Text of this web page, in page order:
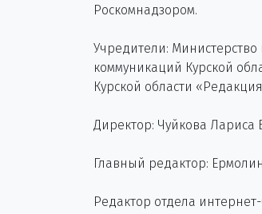
Роскомнадзором.
Учредители:
коммуникаций Курской
Курской области
Директор: Чуйкова Лариса
Главный редактор:
Редактор отдела